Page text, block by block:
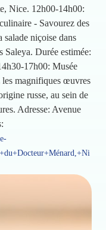
Nice. 12h00-14h00:
- Savourez des
salade niçoise dans
Saleya. Durée estimée:
17h00: Musée
magnifiques œuvres
russe, au sein de
Adresse: Avenue